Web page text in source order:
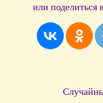
или поделиться